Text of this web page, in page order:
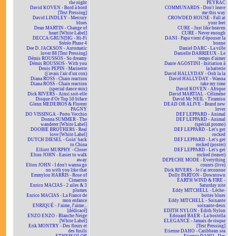
the night
David KOVEN - Bord à bord
[Test Pressing]
David LINDLEY - Mercury
blues
Dean MARTIN - Change of
heart [White Label]
DECCA/GRUNDIG - Hi-Fi
Stéréo Phase 4
Dee D. JACKSON - Automatic
lover 88 [Test Pressing]
Démis ROUSSOS - So dreamy
Démis ROUSSOS - With you
Denis PEPIN - Marinette
(j'avais l'air d'un con)
Diana ROSS - Chain reaction
Diana ROSS - Chain reaction
(special dance mix)
Dick RIVERS - Ainsi soit-elle
Disque d'Or Top 50 biface
Glenn MEDEIROS & Florent
PAGNY
DO VISSINGA - Porto Vecchio
Donna SUMMER - The
wanderer [White Label]
DOOBIE BROTHERS - Real
love [White Label]
DUTCH DIESEL - Goin' back
to China
Elliott MURPHY - Closer
Elton JOHN - Easier to walk
away
Elton JOHN - I don't wanna go
on with you like that
Emmylou HARRIS - Rose of
Cimarron
Enrico MACIAS - 2 ailes & 3
plumes
Enrico MACIAS - La France de
mon enfance
ENRIQUÉ - J'aime, J'aime...
[dédicacé]
ENZO ENZO - Blanche Neige
[White Label]
Erik MONTRY - Des fleurs et
des fusils
PEYRAC
COMMUNARDS - Don't leave
me this way
CROWDED HOUSE - Fall at
your feet
CURE - Just like heaven
CURE - Never enough
DANI - Papa vient d'épouser la
bonne
Daniel DARC - La ville
Danielle DARRIEUX - Le
temps d'aimer
Dante AGOSTINI - Initiation à
la batterie
David HALLYDAY - Ooh la la
David HALLYDAY - Wanna
take my time
David KOVEN - Afrique
David MARTIAL - Célimène
David Mc NEIL - Tiramisu
DEAD OR ALIVE - Brand new
lover
DEF LEPPARD - Animal
DEF LEPPARD - Animal
(spécial promo)
DEF LEPPARD - Let's get
rocked
DEF LEPPARD - Let's get
rocked (poster)
DEF LEPPARD - Let's get
rocked (teaser)
DEPECHE MODE - Everything
counts (live)
Dick RIVERS - Je t'ai reconnue
Dolly PARTON - Downtown
EARTH WIND & FIRE -
Saturday nite
Eddy MITCHELL - Lèche-
bottes blues
Eddy MITCHELL - Soixante
soixante-deux
EDITH NYLON - Edith Nylon
Edouard BAER - La bostella
ELEGANCE - Jamais de risque
[Test Pressing]
Etienne DAHO - Caribbean sea